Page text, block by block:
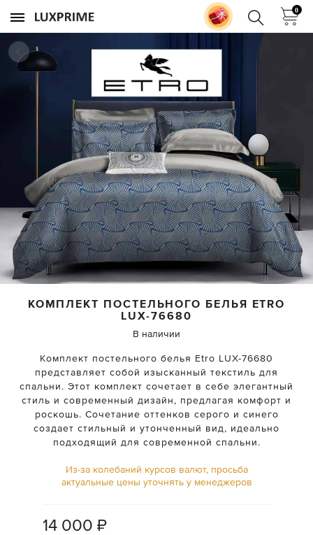
0
КОМПЛЕКТ ПОСТЕЛЬНОГО БЕЛЬЯ ETRO
LUX-76680
В наличии
Комплект постельного белья Etro LUX-76680
представляет собой изысканный текстиль для
спальни. Этот комплект сочетает в себе элегантный
стиль и современный дизайн, предлагая комфорт и
роскошь. Сочетание оттенков серого и синего
создает стильный и утонченный вид, идеально
подходящий для современной спальни.
Из-за колебаний курсов валют, просьба
актуальные цены уточнять у менеджеров
14 000 ₽